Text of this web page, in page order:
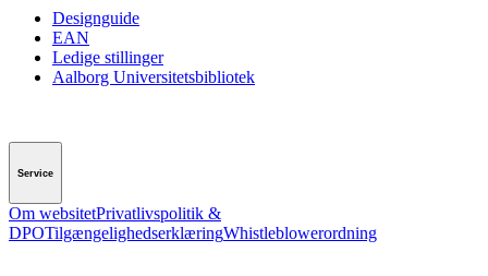
Designguide
EAN
Ledige stillinger
Aalborg Universitetsbibliotek
Service
Om websitetPrivatlivspolitik &
DPOTilgængelighedserklæringWhistleblowerordning